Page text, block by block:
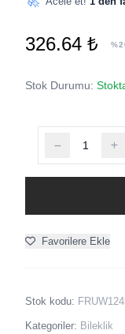
326.64 ₺
Stok Durumu:
Favorilere Ekle
Stok kodu:
Kategoriler: Bileklik